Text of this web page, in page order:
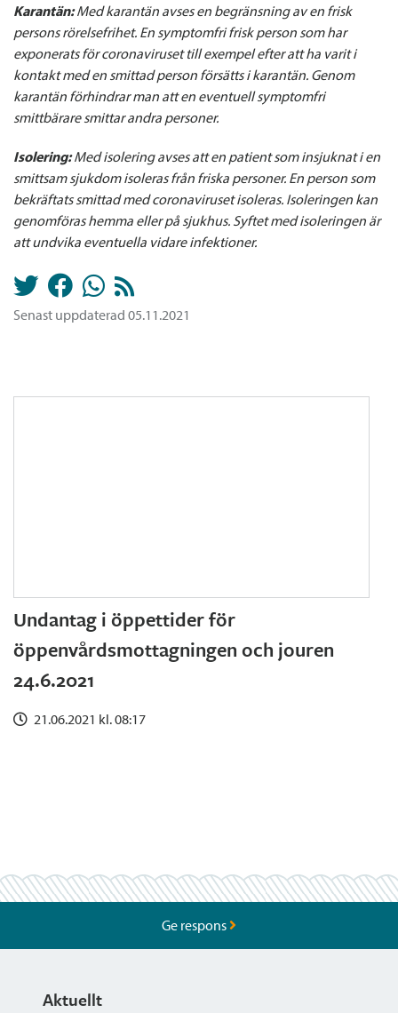
Karantän:Med karantän avses en begränsning av en frisk
persons rörelsefrihet. En symptomfri frisk person som har
exponerats för coronaviruset till exempel efter att ha varit i
kontakt med en smittad person försätts i karantän. Genom
karantän förhindrar man att en eventuell symptomfri
smittbärare smittar andra personer.
Isolering:Med isolering avses att en patient som insjuknat i en
smittsam sjukdom isoleras från friska personer. En person som
bekräftats smittad med coronaviruset isoleras. Isoleringen kan
genomföras hemma eller på sjukhus. Syftet med isoleringen är
att undvika eventuella vidare infektioner.
Senast uppdaterad 05.11.2021
Undantag i öppettider för
öppenvårdsmottagningen och jouren
24.6.2021
21.06.2021 kl. 08:17
Ge respons
Aktuellt